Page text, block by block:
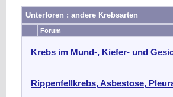
Unterforen : andere Krebsarten
Forum
Krebs im Mund-, Kiefer- und
Rippenfellkrebs, Asbestose,